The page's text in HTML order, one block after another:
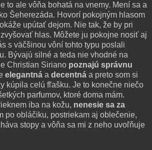
to ale vôňa bohatá na vnemy. Mení sa a
Šeherezáda. Hovorí pokojným hlasom
upútať dejom. Nie tak, že by pri
hlas. Môžete ju pokojne nosiť aj
s väčšinou vôní tohto typu poslali
Bývajú silné a teda nie vhodné na
Christian Siriano poznajú správnu
elegantná a decentná a preto som si
kúpila celú fľašku. Je to konečne niečo
parfumov, ktoré doma mám.
iba na kožu, nenesie sa za
po obláčiku, postriekam aj oblečenie,
stopy a vôňa sa mi z neho uvoľňuje